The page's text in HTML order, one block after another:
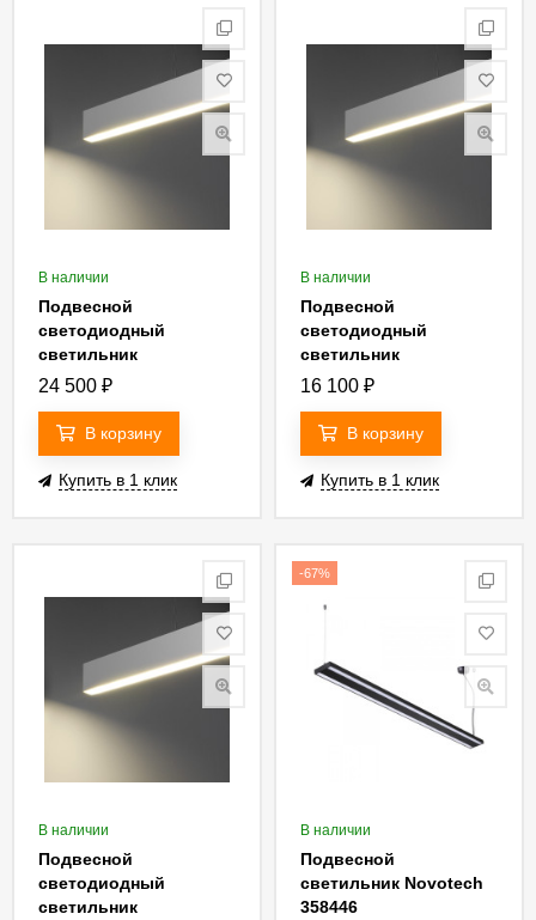
В наличии
Подвесной
светодиодный
светильник
Elektrostandard LSG-
4690389129445
24 500 ₽
В корзину
Купить в 1 клик
В наличии
Подвесной
светодиодный
светильник
Elektrostandard LSG-
4690389129476
16 100 ₽
В корзину
Купить в 1 клик
В наличии
Подвесной
светодиодный
светильник
-67%
В наличии
Подвесной
светильник Novotech
358446